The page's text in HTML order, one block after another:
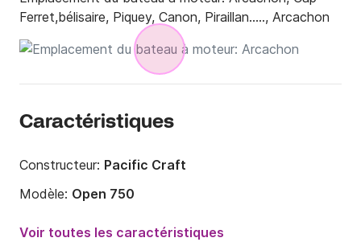
Ferret,bélisaire, Piquey, Canon, Piraillan....., Arcachon
Caractéristiques
Constructeur: Pacific Craft
Modèle: Open 750
Puissance moteur:
225cv
Voir toutes les caractéristiques